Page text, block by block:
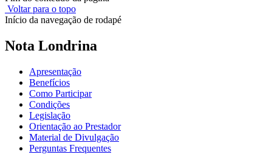
Voltar para o topo
Início da navegação de rodapé
Nota Londrina
Apresentação
Benefícios
Como Participar
Condições
Legislação
Orientação ao Prestador
Material de Divulgação
Perguntas Frequentes